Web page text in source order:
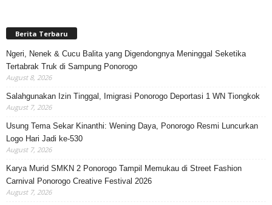
Berita Terbaru
Ngeri, Nenek & Cucu Balita yang Digendongnya Meninggal Seketika
Tertabrak Truk di Sampung Ponorogo
August 8, 2026
Salahgunakan Izin Tinggal, Imigrasi Ponorogo Deportasi 1 WN Tiongkok
August 7, 2026
Usung Tema Sekar Kinanthi: Wening Daya, Ponorogo Resmi Luncurkan
Logo Hari Jadi ke-530
August 7, 2026
Karya Murid SMKN 2 Ponorogo Tampil Memukau di Street Fashion
Carnival Ponorogo Creative Festival 2026
August 7, 2026